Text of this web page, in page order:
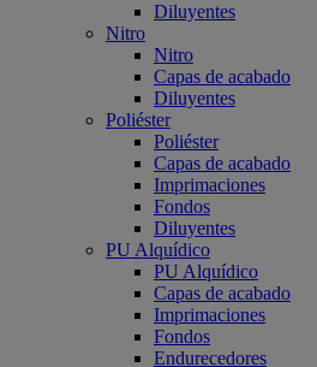
Diluyentes
Nitro
Nitro
Capas de acabado
Diluyentes
Poliéster
Poliéster
Capas de acabado
Imprimaciones
Fondos
Diluyentes
PU Alquídico
PU Alquídico
Capas de acabado
Imprimaciones
Fondos
Endurecedores